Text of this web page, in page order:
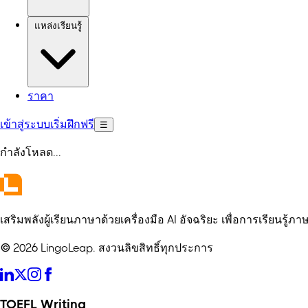
แหล่งเรียนรู้
ราคา
เข้าสู่ระบบเริ่มฝึกฟรี ☰
กำลังโหลด...
เสริมพลังผู้เรียนภาษาด้วยเครื่องมือ AI อัจฉริยะ เพื่อการเรียนรู้
© 2026 LingoLeap. สงวนลิขสิทธิ์ทุกประการ
TOEFL Writing